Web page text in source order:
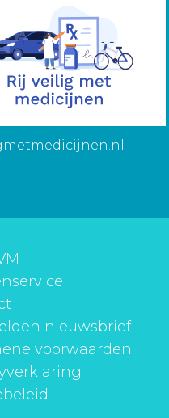
nieuwsbrief
voorwaarden